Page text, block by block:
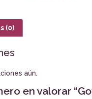
(0)
aún.
en valorar